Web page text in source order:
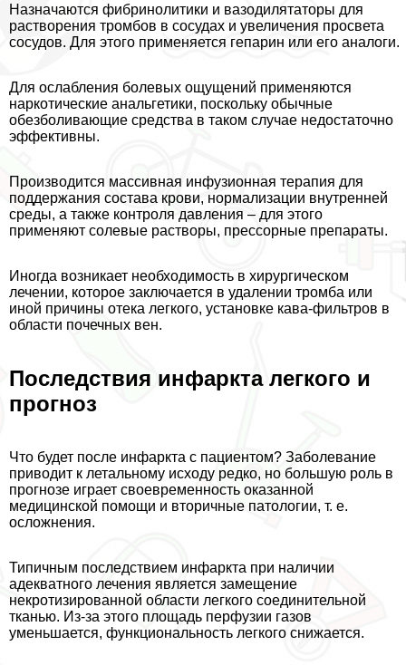
Назначаются фибринолитики и вазодилятаторы для
растворения тромбов в сосудах и увеличения просвета
сосудов. Для этого применяется гепарин или его аналоги.
Для ослабления болевых ощущений применяются
наркотические aнaльгетики, поскольку обычные
обезболивающие средства в таком случае недостаточно
эффективны.
Производится массивная инфузионная терапия для
поддержания состава крови, нормализации внутренней
среды, а также контроля давления – для этого
применяют солевые растворы, прессорные препараты.
Иногда возникает необходимость в хирургическом
лечении, которое заключается в удалении тромба или
иной причины отека легкого, установке кава-фильтров в
области почечных вен.
Последствия инфаркта легкого и
прогноз
Что будет после инфаркта с пациентом? Заболевание
приводит к летальному исходу редко, но большую роль в
прогнозе играет своевременность оказанной
медицинской помощи и вторичные патологии, т. е.
осложнения.
Типичным последствием инфаркта при наличии
адекватного лечения является замещение
некротизированной области легкого соединительной
тканью. Из-за этого площадь перфузии газов
уменьшается, функциональность легкого снижается.